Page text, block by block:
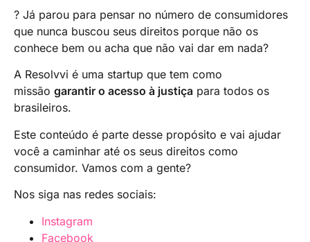
pela Receita Federal para a entrega da
declaração de Imposto de Renda.
? Já parou para pensar no número de consumidores
que nunca buscou seus direitos porque não os
conhece bem ou acha que não vai dar em nada?
A Resolvvi é uma startup que tem como
missão garantir o acesso à justiça para todos os
brasileiros.
Este conteúdo é parte desse propósito e vai ajudar
você a caminhar até os seus direitos como
consumidor. Vamos com a gente?
Nos siga nas redes sociais:
Instagram
Facebook